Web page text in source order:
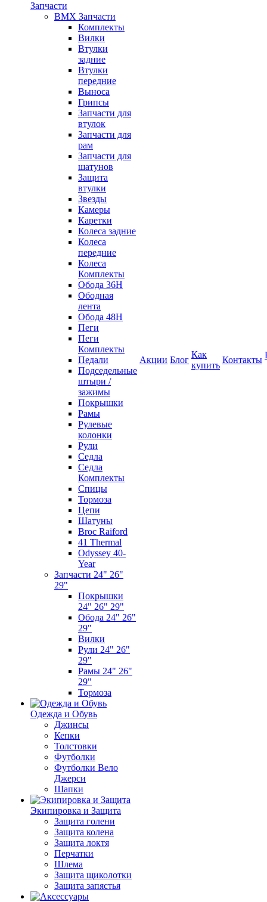
Запчасти
BMX Запчасти
Комплекты
Вилки
Втулки
задние
Втулки
передние
Выноса
Грипсы
Запчасти для
втулок
Запчасти для
рам
Запчасти для
шатунов
Защита
втулки
Звезды
Камеры
Каретки
Колеса задние
Колеса
передние
Колеса
Комплекты
Обода 36H
Ободная
лента
Обода 48H
Пеги
Пеги
Комплекты
Педали
Подседельные
штыри /
зажимы
Покрышки
Рамы
Рулевые
колонки
Рули
Седла
Седла
Комплекты
Спицы
Тормоза
Цепи
Шатуны
Broc Raiford
41 Thermal
Odyssey 40-
Year
Запчасти 24" 26"
29"
Покрышки
24" 26" 29"
Обода 24" 26"
29"
Вилки
Рули 24" 26"
29"
Рамы 24" 26"
29"
Тормоза
Одежда и Обувь
Джинсы
Кепки
Толстовки
Футболки
Футболки Вело
Джерси
Шапки
Экипировка и Защита
Защита голени
Защита колена
Защита локтя
Перчатки
Шлема
Защита щиколотки
Защита запястья
Акции Блог
Как
купить
Контакты